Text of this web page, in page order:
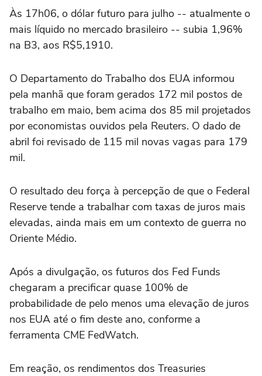
Às 17h06, o dólar futuro ‌para julho -- atualmente o
mais líquido no mercado brasileiro -- subia ⁠1,96%
na B3, aos R$5,1910.
O Departamento do Trabalho dos EUA informou
pela manhã que foram gerados 172 mil postos de
trabalho em maio, bem acima dos 85 mil projetados
por economistas ouvidos pela Reuters. O dado de
abril foi revisado de 115 mil novas ‌vagas para 179
mil.
O resultado deu força à percepção de que o ‌Federal
Reserve tende a ⁠trabalhar com taxas ⁠de juros mais
elevadas, ainda mais em um contexto de guerra no
Oriente ⁠Médio.
Após a divulgação, os futuros ‌dos Fed Funds
chegaram ‌a precificar quase 100% de
probabilidade de pelo menos uma elevação de juros
nos EUA até o fim deste ano, conforme a
ferramenta CME FedWatch.
Em reação, os rendimentos dos Treasuries